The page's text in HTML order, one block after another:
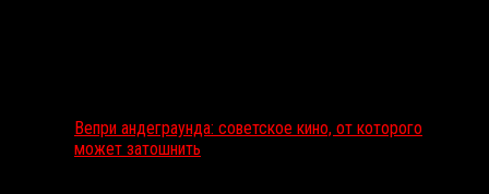
Вепри андеграунда: советское кино, от которого
может затошнить